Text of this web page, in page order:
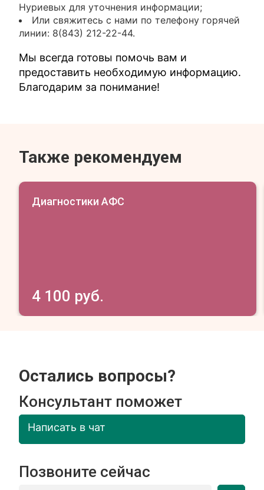
Нуриевых для уточнения информации;
Или свяжитесь с нами по телефону горячей
линии: 8(843) 212-22-44.
Мы всегда готовы помочь вам и
предоставить необходимую информацию.
Благодарим за понимание!
Также рекомендуем
Диагностики АФС
4 100 руб.
Остались вопросы?
Консультант поможет
Написать в чат
Позвоните сейчас